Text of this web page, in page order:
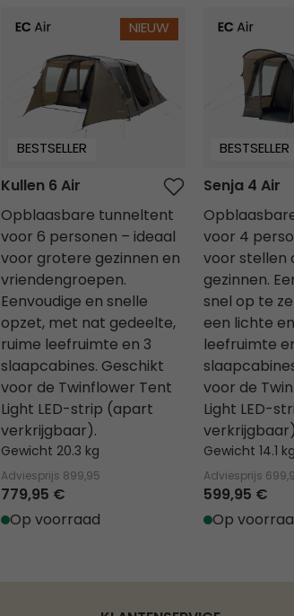
Kullen 6 Air
NIEUW
BESTSELLER
Kullen 6 Air
Opblaasbare tunneltent
voor 6 personen – ideaal
voor grotere gezinnen en
vriendengroepen.
Eenvoudige en snelle
opzet, met nat gedeelte,
ruime leefruimte en 3
slaapcabines. Geschikt
voor de Twinflower Tent
Light LED-strip (apart
verkrijgbaar).
Gewicht 20.3 kg
Adviesprijs 899,95
779,95 €
Op voorraad
Senja 4 Air
BESTSELLER
Senja 4 Air
voor 4
voor stellen
gezinnen.
snel op te
een lichte
leefruimte
voor de
Light LED-
Gewicht 14.1 kg
Adviesprijs
599,95 €
Op